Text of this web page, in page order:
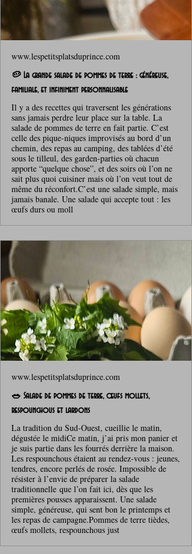
www.lespetitsplatsduprince.com
🥔 La grande salade de pommes de terre : généreuse,
familiale, et infiniment personnalisable
Il y a des recettes qui traversent les générations
sans jamais perdre leur place sur la table. La
salade de pommes de terre en fait partie. C’est
celle des pique‑niques improvisés au bord d’un
chemin, des repas au camping, des tablées d’été
sous le tilleul, des garden‑parties où chacun
apporte “quelque chose”, et des soirs où l’on ne
sait plus quoi cuisiner mais où l’on veut tout de
même du réconfort.C’est une salade simple, mais
jamais banale. Une salade qui accepte tout : les
œufs durs ou moll
www.lespetitsplatsduprince.com
🥗 Salade de pommes de terre, œufs mollets,
respounchous et lardons
La tradition du Sud‑Ouest, cueillie le matin,
dégustée le midiCe matin, j’ai pris mon panier et
je suis partie dans les fourrés derrière la maison.
Les respounchous étaient au rendez‑vous : jeunes,
tendres, encore perlés de rosée. Impossible de
résister à l’envie de préparer la salade
traditionnelle que l’on fait ici, dès que les
premières pousses apparaissent. Une salade
simple, généreuse, qui sent bon le printemps et
les repas de campagne.Pommes de terre tièdes,
œufs mollets, respounchous just